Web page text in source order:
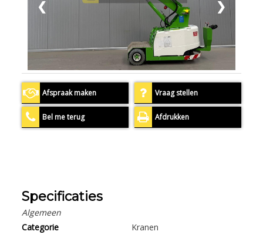
❮ ❯
Afspraak maken Vraag stellen
Bel me terug Afdrukken
Specificaties
Algemeen
Categorie
Kranen